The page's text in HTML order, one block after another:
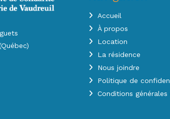
Accueil
À propos
Location
La résidence
Nous joindre
Politique de
Conditions générales